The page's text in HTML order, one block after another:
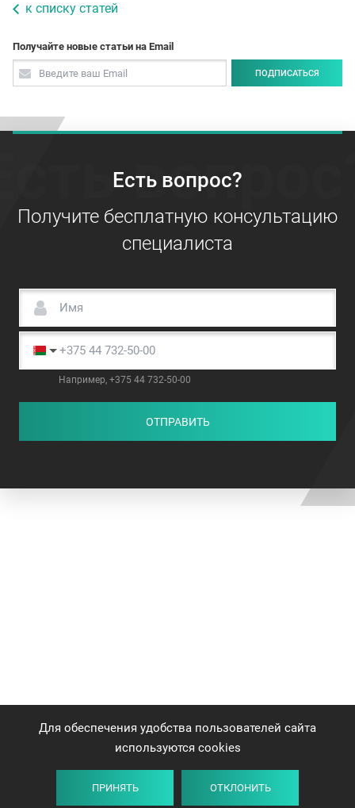
к списку статей
Получайте новые статьи на Email
ПОДПИСАТЬСЯ
Есть вопрос?
Получите бесплатную консультацию
специалиста
Например, +375 44 732-50-00
ОТПРАВИТЬ
Для обеспечения удобства пользователей сайта
используются cookies
ПРИНЯТЬ ОТКЛОНИТЬ